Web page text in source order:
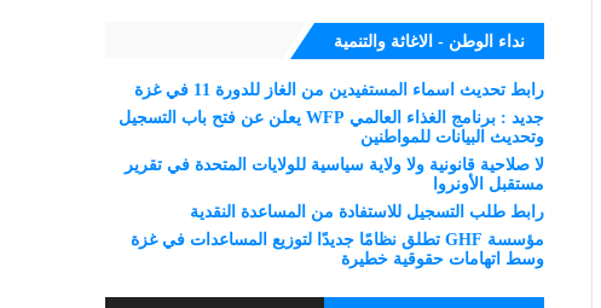
نداء الوطن - الاغاثة والتنمية
رابط تحديث اسماء المستفيدين من الغاز للدورة 11 في غزة
جديد : برنامج الغذاء العالمي WFP يعلن عن فتح باب التسجيل
وتحديث البيانات للمواطنين
لا صلاحية قانونية ولا ولاية سياسية للولايات المتحدة في تقرير
مستقبل الأونروا
رابط طلب التسجيل للاستفادة من المساعدة النقدية
مؤسسة GHF تطلق نظامًا جديدًا لتوزيع المساعدات في غزة
وسط اتهامات حقوقية خطيرة